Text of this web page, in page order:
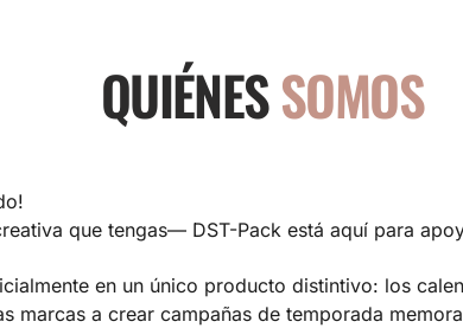
QUIÉNESSOMOS
que tengas— DST-Pack está aquí para
en un único producto distintivo: los
marcas a crear campañas de temporada